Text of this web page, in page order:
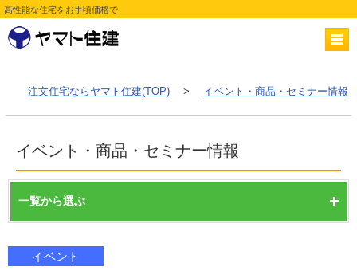
高性能な住宅をお手頃価格で
注文住宅ならヤマト住建(TOP) > イベント・商品・セミナー情報
イベント・商品・セミナー情報
一覧から選ぶ
イベント